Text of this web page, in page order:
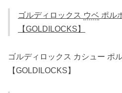
ゴルディロックス ウベ ポル
【GOLDILOCKS】
ゴルディロックス カシュー ポ
【GOLDILOCKS】